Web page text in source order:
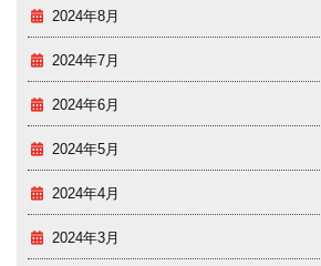
2024年8月
2024年7月
2024年6月
2024年5月
2024年4月
2024年3月